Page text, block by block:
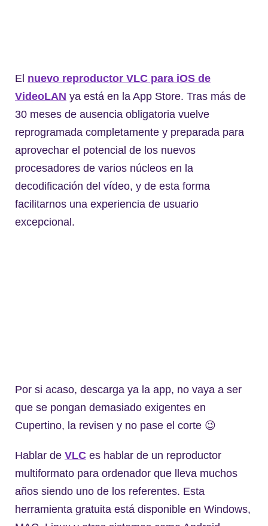
El nuevo reproductor VLC para iOS de
VideoLAN ya está en la App Store. Tras más de
30 meses de ausencia obligatoria vuelve
reprogramada completamente y preparada para
aprovechar el potencial de los nuevos
procesadores de varios núcleos en la
decodificación del vídeo, y de esta forma
facilitarnos una experiencia de usuario
excepcional.
Por si acaso, descarga ya la app, no vaya a ser
que se pongan demasiado exigentes en
Cupertino, la revisen y no pase el corte 😉
Hablar de VLC es hablar de un reproductor
multiformato para ordenador que lleva muchos
años siendo uno de los referentes. Esta
herramienta gratuita está disponible en Windows,